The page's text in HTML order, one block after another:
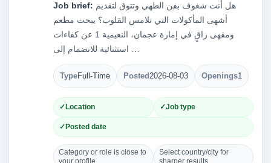
Job brief:
أشهى المأكولات التي تلامس القلوب؟ يبحث مطعم
ومقهى راقٍ في إمارة عجمان، النعيمية 1 عن كفاءات
TypeFull-Time Posted2026-08-03 Openings1
Location Job type
Posted date
Category or role is close to
your profile.
Select country/city for
sharper results.